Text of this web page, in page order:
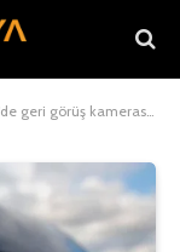
görüş kamerası krizi!